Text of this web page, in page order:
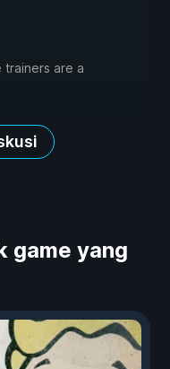
trainers are a
game yang